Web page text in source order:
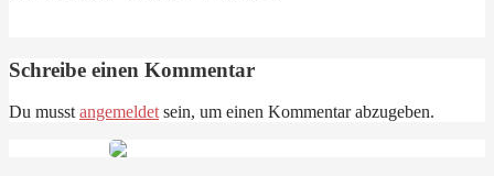
Schreibe einen Kommentar
Du musst angemeldet sein, um einen Kommentar abzugeben.